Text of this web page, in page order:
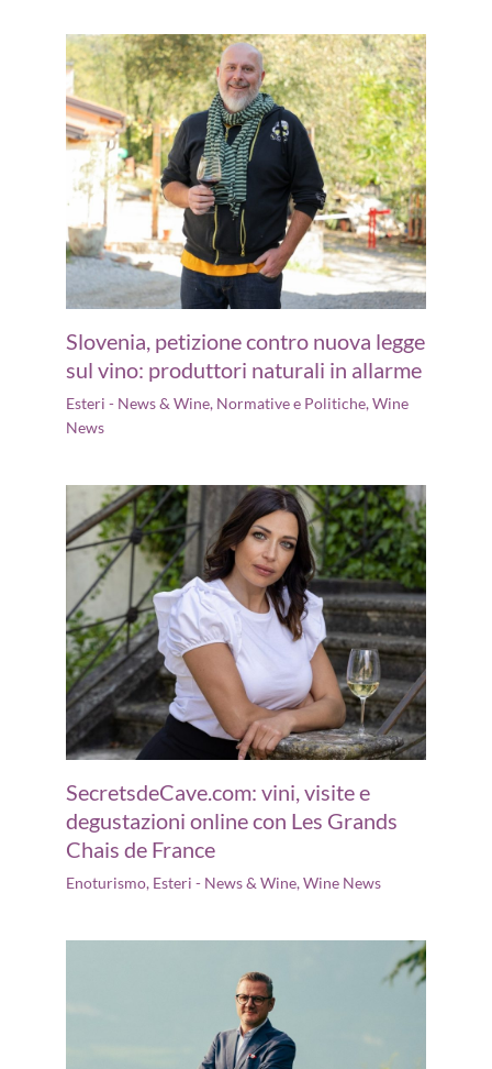
Slovenia, petizione contro nuova legge
sul vino: produttori naturali in allarme
Esteri - News & Wine, Normative e Politiche,Wine
News
SecretsdeCave.com: vini, visite e
degustazioni online con Les Grands
Chais de France
Enoturismo, Esteri - News & Wine,Wine News